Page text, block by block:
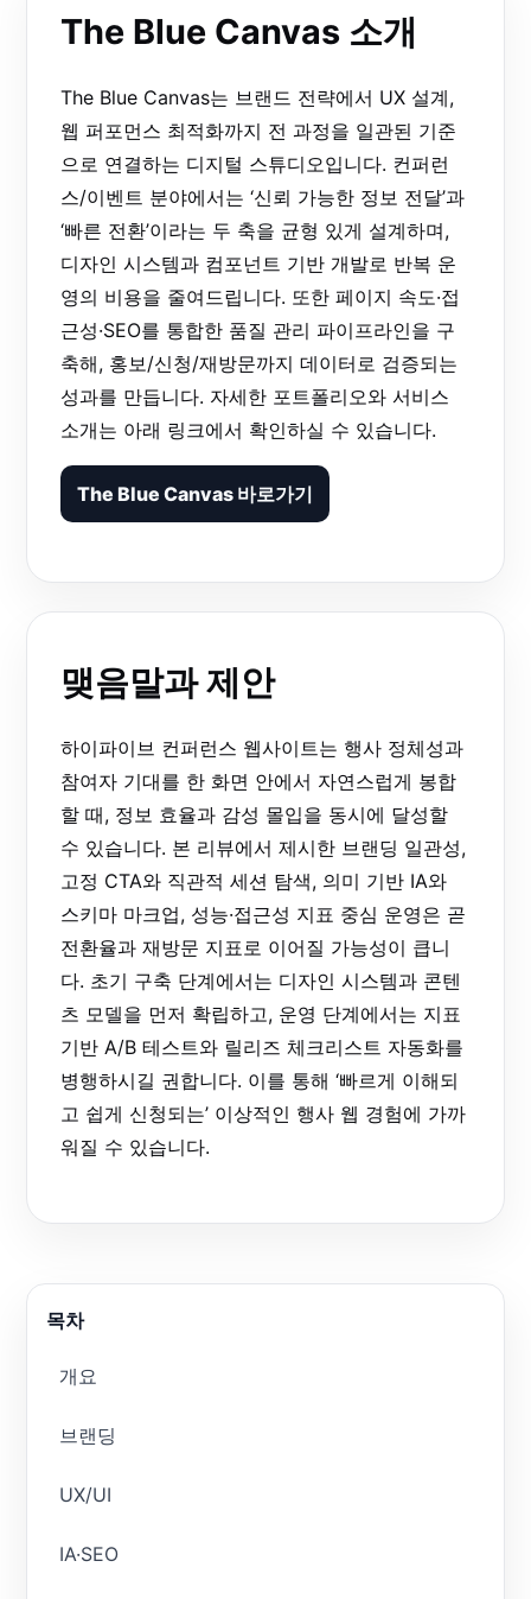
The Blue Canvas 소개
The Blue Canvas는 브랜드 전략에서 UX 설계,
웹 퍼포먼스 최적화까지 전 과정을 일관된 기준
으로 연결하는 디지털 스튜디오입니다. 컨퍼런
스/이벤트 분야에서는 ‘신뢰 가능한 정보 전달’과
‘빠른 전환’이라는 두 축을 균형 있게 설계하며,
디자인 시스템과 컴포넌트 기반 개발로 반복 운
영의 비용을 줄여드립니다. 또한 페이지 속도·접
근성·SEO를 통합한 품질 관리 파이프라인을 구
축해, 홍보/신청/재방문까지 데이터로 검증되는
성과를 만듭니다. 자세한 포트폴리오와 서비스
소개는 아래 링크에서 확인하실 수 있습니다.
The Blue Canvas 바로가기
맺음말과 제안
하이파이브 컨퍼런스 웹사이트는 행사 정체성과
참여자 기대를 한 화면 안에서 자연스럽게 봉합
할 때, 정보 효율과 감성 몰입을 동시에 달성할
수 있습니다. 본 리뷰에서 제시한 브랜딩 일관성,
고정 CTA와 직관적 세션 탐색, 의미 기반 IA와
스키마 마크업, 성능·접근성 지표 중심 운영은 곧
전환율과 재방문 지표로 이어질 가능성이 큽니
다. 초기 구축 단계에서는 디자인 시스템과 콘텐
츠 모델을 먼저 확립하고, 운영 단계에서는 지표
기반 A/B 테스트와 릴리즈 체크리스트 자동화를
병행하시길 권합니다. 이를 통해 ‘빠르게 이해되
고 쉽게 신청되는’ 이상적인 행사 웹 경험에 가까
워질 수 있습니다.
목차
개요
브랜딩
UX/UI
IA·SEO